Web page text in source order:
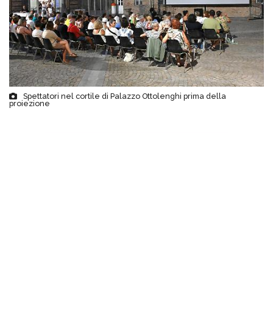
Spettatori nel cortile di Palazzo Ottolenghi prima della
proiezione